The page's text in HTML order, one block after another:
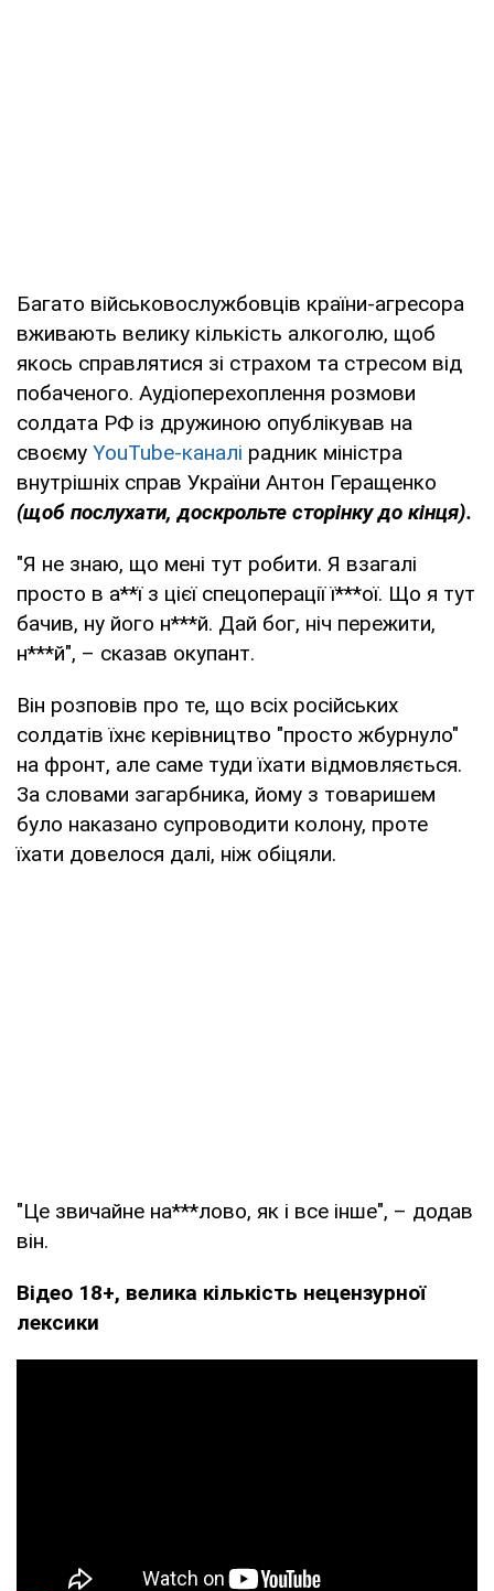
Багато військовослужбовців країни-агресора
вживають велику кількість алкоголю, щоб
якось справлятися зі страхом та стресом від
побаченого. Аудіоперехоплення розмови
солдата РФ із дружиною опублікував на
своєму YouTube-каналі радник міністра
внутрішніх справ України Антон Геращенко
(щоб послухати, доскрольте сторінку до кінця).
"Я не знаю, що мені тут робити. Я взагалі
просто в а**ї з цієї спецоперації ї***ої. Що я тут
бачив, ну його н***й. Дай бог, ніч пережити,
н***й", – сказав окупант.
Він розповів про те, що всіх російських
солдатів їхнє керівництво "просто жбурнуло"
на фронт, але саме туди їхати відмовляється.
За словами загарбника, йому з товаришем
було наказано супроводити колону, проте
їхати довелося далі, ніж обіцяли.
"Це звичайне на***лово, як і все інше", – додав
він.
Відео 18+, велика кількість нецензурної
лексики